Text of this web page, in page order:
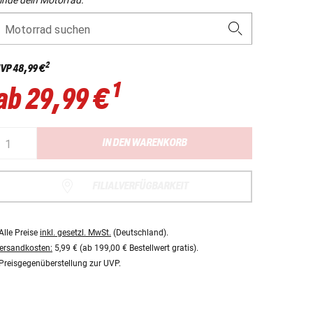
Motorrad suchen
48,99 €2
29,99 €1
IN DEN WARENKORB
Preise inkl. gesetzl. MwSt. (Deutschland).
5,99 € (ab 199,00 € Bestellwert gratis).
zur UVP.